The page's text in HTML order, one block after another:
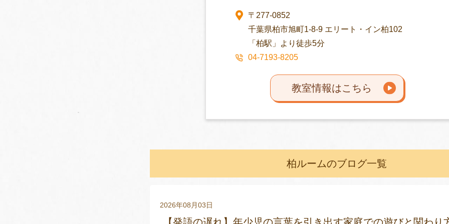
〒277-0852
千葉県柏市旭町1-8-9 エリート・イン柏102
「柏駅」より徒歩5分
04-7193-8205
教室情報はこちら
柏ルームのブログ一覧
2026年08月03日